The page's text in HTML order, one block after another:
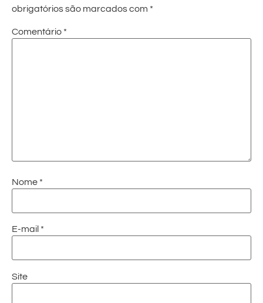
obrigatórios são marcados com *
Comentário *
Nome *
E-mail *
Site